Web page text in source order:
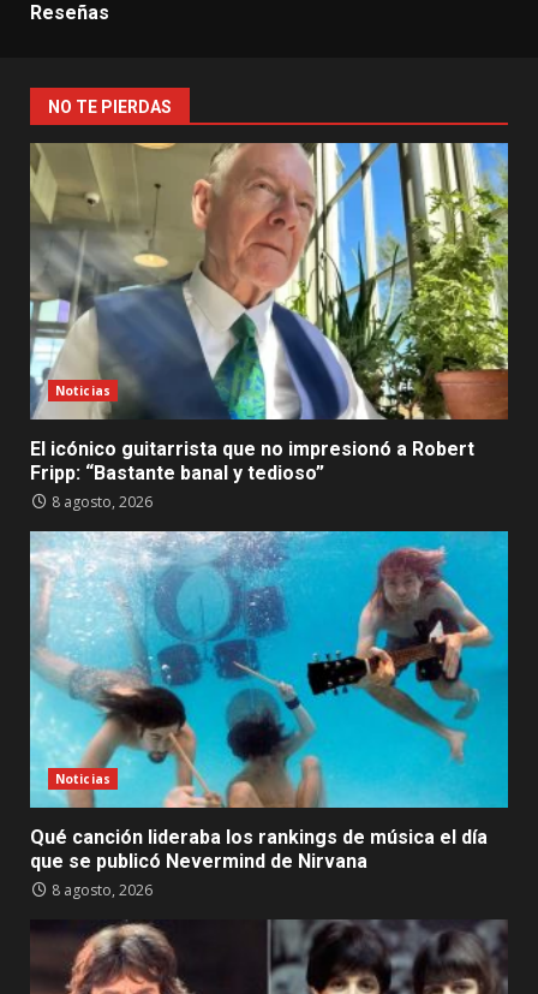
Reseñas
NO TE PIERDAS
Noticias
El icónico guitarrista que no impresionó a Robert
Fripp: “Bastante banal y tedioso”
8 agosto, 2026
Noticias
Qué canción lideraba los rankings de música el día
que se publicó Nevermind de Nirvana
8 agosto, 2026